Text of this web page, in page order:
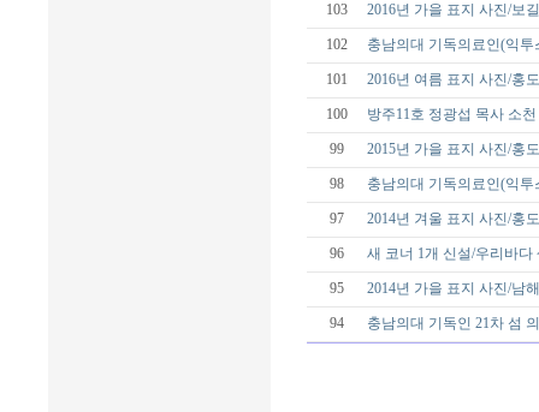
103 2016년 가을 표지 사진/보
102 충남의대 기독의료인(익투
101 2016년 여름 표지 사진/홍
100 방주11호 정광섭 목사 소천
99 2015년 가을 표지 사진/홍
98 충남의대 기독의료인(익
97 2014년 겨울 표지 사진/홍
96 새 코너 1개 신설/우리바다
95 2014년 가을 표지 사진/남
94 충남의대 기독인 21차 섬